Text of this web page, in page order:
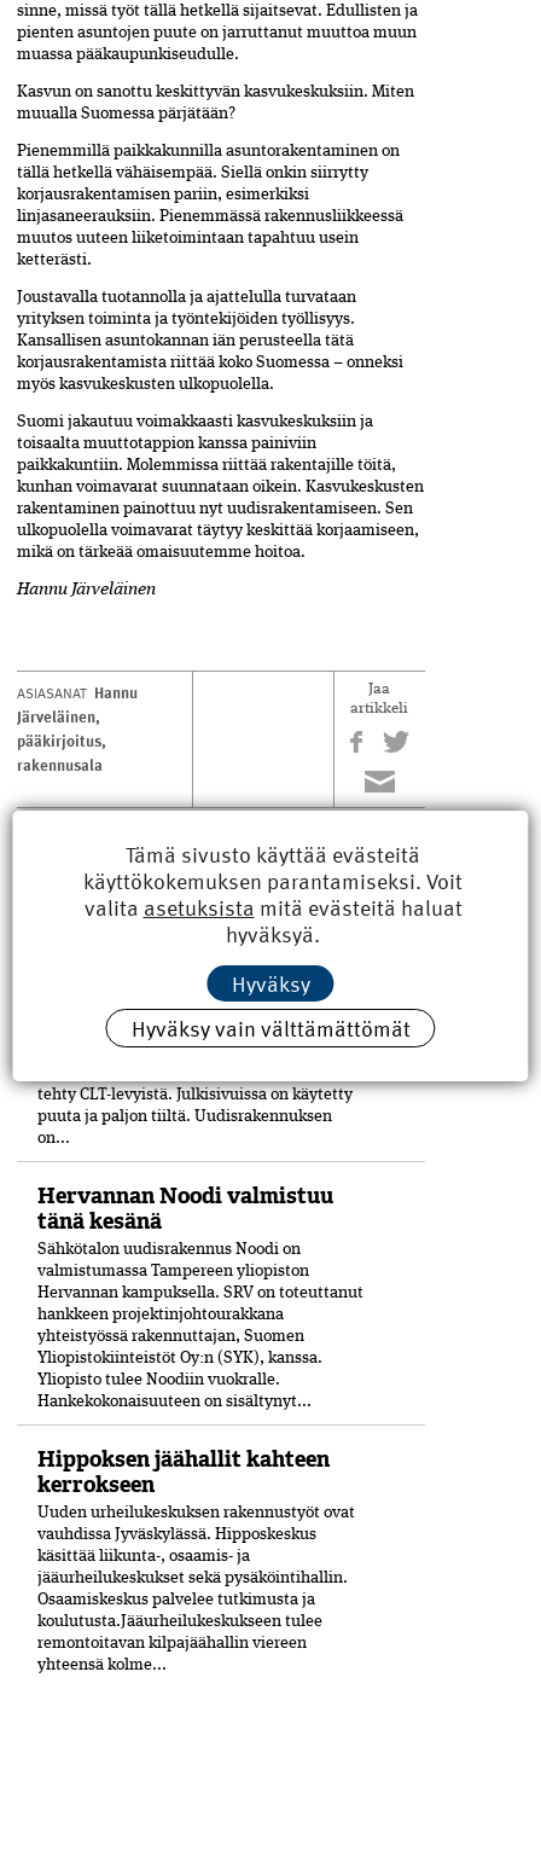
sinne, missä työt tällä hetkellä sijaitsevat. Edullisten ja
pienten asuntojen puute on jarruttanut muuttoa muun
muassa pääkaupunkiseudulle.
Kasvun on sanottu keskittyvän kasvukeskuksiin. Miten
muualla Suomessa pärjätään?
Pienemmillä paikkakunnilla asuntorakentaminen on
tällä hetkellä vähäisempää. Siellä onkin siirrytty
korjausrakentamisen pariin, esimerkiksi
linjasaneerauksiin. Pienemmässä rakennusliikkeessä
muutos uuteen liiketoimintaan tapahtuu usein
ketterästi.
Joustavalla tuotannolla ja ajattelulla turvataan
yrityksen toiminta ja työntekijöiden työllisyys.
Kansallisen asuntokannan iän perusteella tätä
korjausrakentamista riittää koko Suomessa – onneksi
myös kasvukeskusten ulkopuolella.
Suomi jakautuu voimakkaasti kasvukeskuksiin ja
toisaalta muuttotappion kanssa painiviin
paikkakuntiin. Molemmissa riittää rakentajille töitä,
kunhan voimavarat suunnataan oikein. Kasvukeskusten
rakentaminen painottuu nyt uudisrakentamiseen. Sen
ulkopuolella voimavarat täytyy keskittää korjaamiseen,
mikä on tärkeää omaisuutemme hoitoa.
Hannu Järveläinen
ASIASANAT Hannu
Järveläinen,
pääkirjoitus,
rakennusala
Jaa
artikkeli
LUE MYÖS
Pori sai uuden kulttuuritalon
Puu on merkittävässä roolissa Porin
keskustaan Eteläpuiston ja Mikonkadun
kulmaan viime vuoden lopussa
valmistuneessa moni­toimitalossa,
Kulturhuset Fiinissä.
tehty CLT-levyistä. Julkisivuissa on käytetty
puuta ja paljon tiiltä. Uudisrakennuksen
on...
Hervannan Noodi valmistuu
tänä kesänä
Sähkötalon uudisrakennus Noodi on
valmistumassa Tampereen yliopiston
Hervannan kampuksella. SRV on toteuttanut
hankkeen projektinjohtourakkana
yhteistyössä rakennuttajan, Suomen
Yliopistokiinteistöt Oy:n (SYK), kanssa.
Yliopisto tulee Noodiin vuokralle.
Hankekokonaisuuteen on sisältynyt...
Hippoksen jäähallit kahteen
kerrokseen
Uuden urheilukeskuksen rakennustyöt ovat
vauhdissa Jyväskylässä. Hipposkeskus
käsittää liikunta-, osaamis- ja
jääurheilukeskukset sekä pysäköintihallin.
Osaamiskeskus palvelee tutkimusta ja
koulutusta.Jääurheilukeskukseen tulee
remontoitavan kilpajäähallin viereen
yhteensä kolme...
Tämä sivusto käyttää evästeitä
käyttökokemuksen parantamiseksi. Voit
valita asetuksista mitä evästeitä haluat
hyväksyä.
Hyväksy
Hyväksy vain välttämättömät